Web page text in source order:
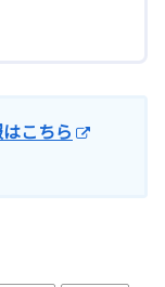
こちら